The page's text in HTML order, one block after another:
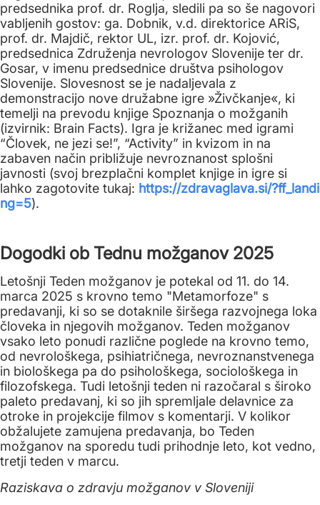
predsednika prof. dr. Roglja, sledili pa so še nagovori
vabljenih gostov: ga. Dobnik, v.d. direktorice ARiS,
prof. dr. Majdič, rektor UL, izr. prof. dr. Kojović,
predsednica Združenja nevrologov Slovenije ter dr.
Gosar, v imenu predsednice društva psihologov
Slovenije. Slovesnost se je nadaljevala z
demonstracijo nove družabne igre »Živčkanje«, ki
temelji na prevodu knjige Spoznanja o možganih
(izvirnik: Brain Facts). Igra je križanec med igrami
“Človek, ne jezi se!”, “Activity” in kvizom in na
zabaven način približuje nevroznanost splošni
javnosti (svoj brezplačni komplet knjige in igre si
lahko zagotovite tukaj: https://zdravaglava.si/?ff_landi
ng=5).
Dogodki ob Tednu možganov 2025
Letošnji Teden možganov je potekal od 11. do 14.
marca 2025 s krovno temo "Metamorfoze" s
predavanji, ki so se dotaknile širšega razvojnega loka
človeka in njegovih možganov. Teden možganov
vsako leto ponudi različne poglede na krovno temo,
od nevrološkega, psihiatričnega, nevroznanstvenega
in biološkega pa do psihološkega, sociološkega in
filozofskega. Tudi letošnji teden ni razočaral s široko
paleto predavanj, ki so jih spremljale delavnice za
otroke in projekcije filmov s komentarji. V kolikor
obžalujete zamujena predavanja, bo Teden
možganov na sporedu tudi prihodnje leto, kot vedno,
tretji teden v marcu.
Raziskava o zdravju možganov v Sloveniji